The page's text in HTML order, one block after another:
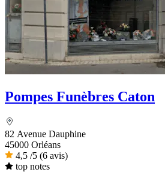
Pompes Funèbres Caton
82 Avenue Dauphine
45000 Orléans
4,5 /5 (6 avis)
top notes